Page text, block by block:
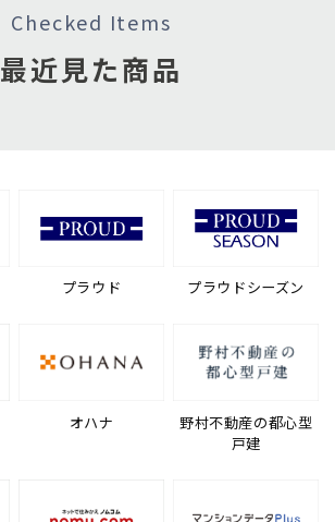
Checked Items
最近見た商品
プラウド プラウドシーズン
オハナ
野村不動産の都心型
戸建